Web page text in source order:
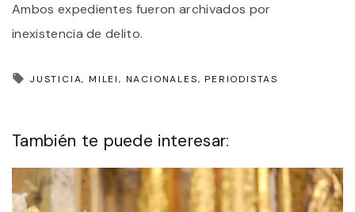
Ambos expedientes fueron archivados por
inexistencia de delito.
JUSTICIA MILEI NACIONALES PERIODISTAS
También te puede interesar: